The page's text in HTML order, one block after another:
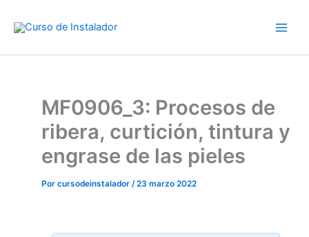
MF0906_3: Procesos de
ribera, curtición, tintura y
engrase de las pieles
Por cursodeinstalador /23 marzo 2022